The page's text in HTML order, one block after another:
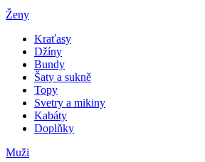
Ženy
Kraťasy
Džíny
Bundy
Šaty a sukně
Topy
Svetry a mikiny
Kabáty
Doplňky
Muži